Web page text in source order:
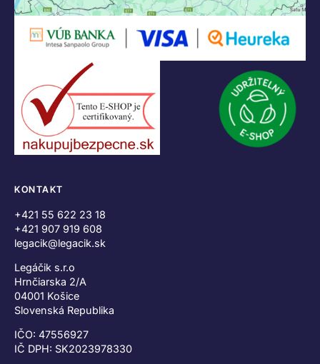
KONTAKT
+421 55 622 23 18
+421 907 919 608
legacik@legacik.sk
Legáčik s.r.o
Hrnčiarska 2/A
04001 Košice
Slovenská Republika
IČO: 47556927
IČ DPH: SK2023978330